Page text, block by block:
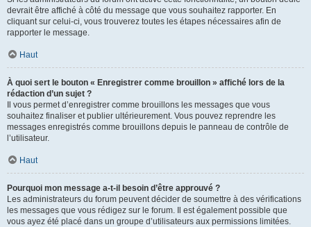
devrait être affiché à côté du message que vous souhaitez rapporter. En
cliquant sur celui-ci, vous trouverez toutes les étapes nécessaires afin de
rapporter le message.
Haut
À quoi sert le bouton « Enregistrer comme brouillon » affiché lors de la
rédaction d’un sujet ?
Il vous permet d’enregistrer comme brouillons les messages que vous
souhaitez finaliser et publier ultérieurement. Vous pouvez reprendre les
messages enregistrés comme brouillons depuis le panneau de contrôle de
l’utilisateur.
Haut
Pourquoi mon message a-t-il besoin d’être approuvé ?
Les administrateurs du forum peuvent décider de soumettre à des vérifications
les messages que vous rédigez sur le forum. Il est également possible que
vous ayez été placé dans un groupe d’utilisateurs aux permissions limitées.